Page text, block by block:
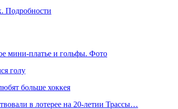
Подробности
мини-платье и гольфы. Фото
голу
больше хоккея
в лотерее на 20-летии Трассы…